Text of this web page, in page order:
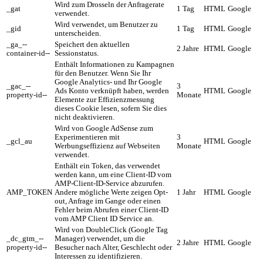
_gat
Wird zum Drosseln der Anfragerate
verwendet.
1 Tag HTML Google
_gid
Wird verwendet, um Benutzer zu
unterscheiden.
1 Tag HTML Google
_ga_--
container-id--
Speichert den aktuellen
Sessionstatus.
2 Jahre HTML Google
_gac_--
property-id--
Enthält Informationen zu Kampagnen
für den Benutzer. Wenn Sie Ihr
Google Analytics- und Ihr Google
Ads Konto verknüpft haben, werden
Elemente zur Effizienzmessung
dieses Cookie lesen, sofern Sie dies
nicht deaktivieren.
3
Monate HTML Google
_gcl_au
Wird von Google AdSense zum
Experimentieren mit
Werbungseffizienz auf Webseiten
verwendet.
3
Monate
HTML Google
AMP_TOKEN
Enthält ein Token, das verwendet
werden kann, um eine Client-ID vom
AMP-Client-ID-Service abzurufen.
Andere mögliche Werte zeigen Opt-
out, Anfrage im Gange oder einen
Fehler beim Abrufen einer Client-ID
vom AMP Client ID Service an.
1 Jahr HTML Google
_dc_gtm_--
property-id--
Wird von DoubleClick (Google Tag
Manager) verwendet, um die
Besucher nach Alter, Geschlecht oder
Interessen zu identifizieren.
2 Jahre HTML Google